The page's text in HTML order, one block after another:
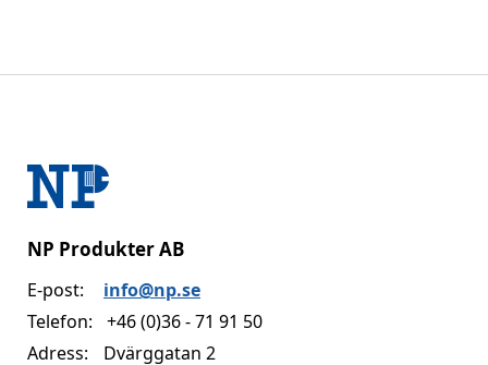
NP Produkter AB
E-post:
info@np.se
Telefon:
+46 (0)36 - 71 91 50
Adress:
Dvärggatan 2